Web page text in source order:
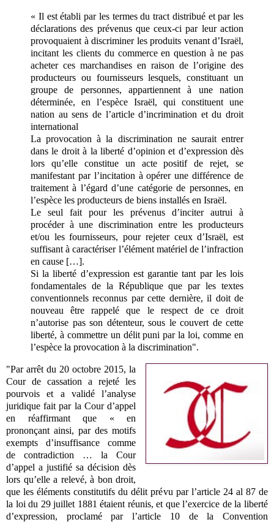
« Il est établi par les termes du tract distribué et par les
déclarations des prévenus que ceux-ci par leur action
provoquaient à discriminer les produits venant d’Israël,
incitant les clients du commerce en question à ne pas
acheter ces marchandises en raison de l’origine des
producteurs ou fournisseurs lesquels, constituant un
groupe de personnes, appartiennent à une nation
déterminée, en l’espèce Israël, qui constituent une
nation au sens de l’article d’incrimination et du droit
international
La provocation à la discrimination ne saurait entrer
dans le droit à la liberté d’opinion et d’expression dès
lors qu’elle constitue un acte positif de rejet, se
manifestant par l’incitation à opérer une différence de
traitement à l’égard d’une catégorie de personnes, en
l’espèce les producteurs de biens installés en Israël.
Le seul fait pour les prévenus d’inciter autrui à
procéder à une discrimination entre les producteurs
et/ou les fournisseurs, pour rejeter ceux d’Israël, est
suffisant à caractériser l’élément matériel de l’infraction
en cause […].
Si la liberté d’expression est garantie tant par les lois
fondamentales de la République que par les textes
conventionnels reconnus par cette dernière, il doit de
nouveau être rappelé que le respect de ce droit
n’autorise pas son détenteur, sous le couvert de cette
liberté, à commettre un délit puni par la loi, comme en
l’espèce la provocation à la discrimination".
"Par arrêt du 20 octobre 2015, la
Cour de cassation a rejeté les
pourvois et a validé l’analyse
juridique fait par la Cour d’appel
en réaffirmant que « en
prononçant ainsi, par des motifs
exempts d’insuffisance comme
de contradiction … la Cour
d’appel a justifié sa décision dès
lors qu’elle a relevé, à bon droit,
que les éléments constitutifs du délit prévu par l’article 24 al 87 de
la loi du 29 juillet 1881 étaient réunis, et que l’exercice de la liberté
d’expression, proclamé par l’article 10 de la Convention